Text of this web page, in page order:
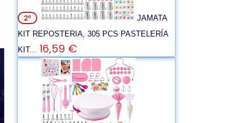
2º
JAMATA
KIT REPOSTERIA, 305 PCS PASTELERÍA
KIT... 16,59 €